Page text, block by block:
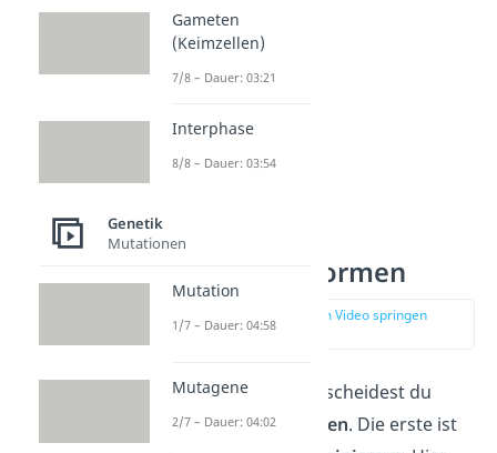
Albinismus Formen
zur Stelle im Video springen
(02:29)
Grundsätzlich unterscheidest du
zwischenzwei Formen. Die erste ist
Gameten
(Keimzellen)
7/8 – Dauer: 03:21
Interphase
8/8 – Dauer: 03:54
Genetik
Mutationen
Mutation
1/7 – Dauer: 04:58
Mutagene
2/7 – Dauer: 04:02